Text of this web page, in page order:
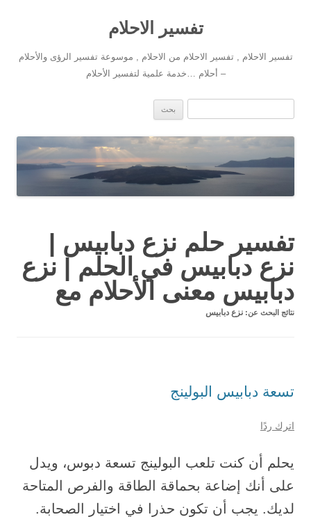
تفسير الاحلام
تفسير الاحلام , تفسير الاحلام من الاحلام , موسوعة تفسير الرؤى والأحلام
– أحلام …خدمة علمية لتفسير الأحلام
انتقل إلى المحتوى
تفسير حلم نزع دبابيس |
نزع دبابيس في الحلم | نزع
دبابيس معنى الأحلام مع
نتائج البحث عن: نزع دبابيس
تسعة دبابيس البولينج
اترك ردًا
يحلم أن كنت تلعب البولينج تسعة دبوس، ويدل
على أنك إضاعة بحماقة الطاقة والفرص المتاحة
لديك. يجب أن تكون حذرا في اختيار الصحابة.